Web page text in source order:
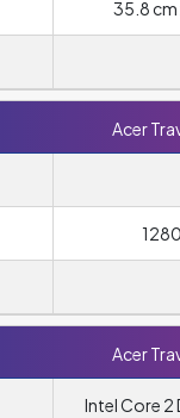
35.8 cm
Acer
Acer
Intel Core 2